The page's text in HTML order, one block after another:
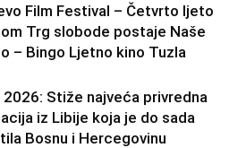
Film Festival – Četvrto ljeto
Trg slobode postaje Naše
– Bingo Ljetno kino Tuzla
2026: Stiže najveća privredna
iz Libije koja je do sada
Bosnu i Hercegovinu